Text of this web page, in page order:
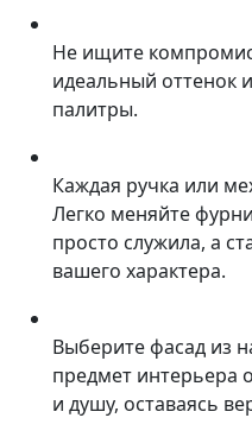
Не ищите
идеальный оттенок
палитры.
Каждая ручка или
Легко меняйте
просто служила, а
вашего характера.
Выберите фасад из
предмет интерьера
и душу, оставаясь